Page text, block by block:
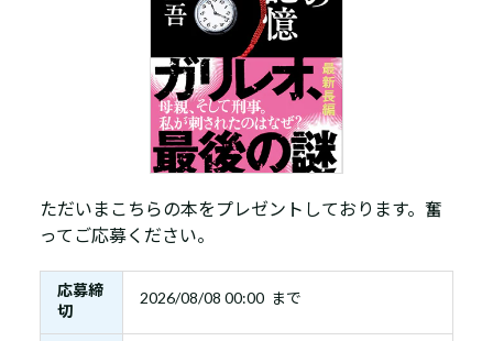
ただいまこちらの本をプレゼントしております。奮
ってご応募ください。
応募締
切
2026/08/08 00:00 まで